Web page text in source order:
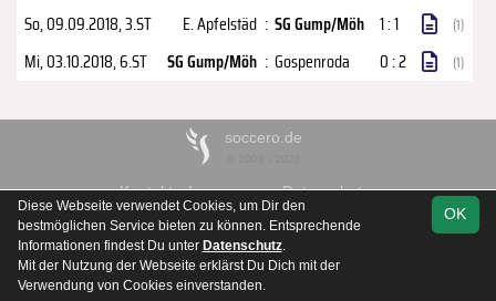
So, 09.09.2018, 3.ST E. Apfelstäd : SG Gump/Möh 1 : 1 (1)
Mi, 03.10.2018, 6.ST SG Gump/Möh : Gospenroda 0 : 2 (1)
soccero.de
Kontakt Impressum
Datenschutz
OK
Diese Webseite verwendet Cookies, um Dir den
bestmöglichen Service bieten zu können. Entsprechende
Informationen findest Du unter Datenschutz.
Mit der Nutzung der Webseite erklärst Du Dich mit der
Verwendung von Cookies einverstanden.